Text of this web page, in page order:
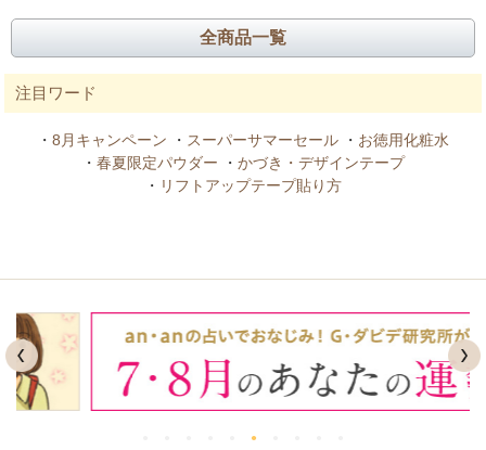
全商品一覧
注目ワード
・ 8月キャンペーン ・ スーパーサマーセール ・ お徳用化粧水
・ 春夏限定パウダー ・ かづき・デザインテープ
・ リフトアップテープ貼り方